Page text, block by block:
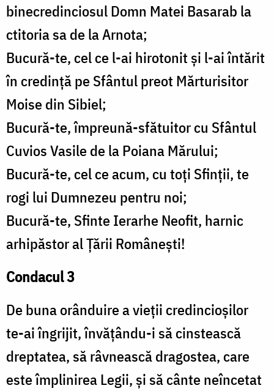
binecredinciosul Domn Matei Basarab la
ctitoria sa de la Arnota;
Bucură-te, cel ce l-ai hirotonit și l-ai întărit
în credință pe Sfântul preot Mărturisitor
Moise din Sibiel;
Bucură-te, împreună-sfătuitor cu Sfântul
Cuvios Vasile de la Poiana Mărului;
Bucură-te, cel ce acum, cu toți Sfinții, te
rogi lui Dumnezeu pentru noi;
Bucură-te, Sfinte Ierarhe Neofit, harnic
arhipăstor al Țării Românești!
Condacul 3
De buna orânduire a vieții credincioșilor
te-ai îngrijit, învățându-i să cinstească
dreptatea, să râvnească dragostea, care
este împlinirea Legii, și să cânte neîncetat